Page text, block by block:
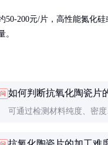
200元/片，高性能氮化
。
问 如何判断抗氧化陶瓷片
可通过检测材料纯度、密